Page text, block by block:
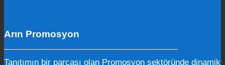
Arın Promosyon
Tanıtımın bir parçası olan Promosyon sektöründe dinamik